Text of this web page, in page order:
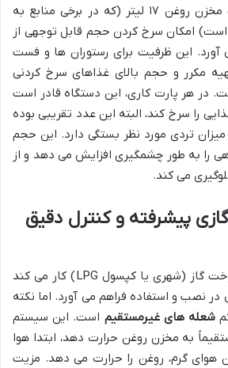
این سرخ کن با ظرفیت مخزن روغن ۱۷ لیتر (که در برخی منابع به
ذکر شده است) امکان سرخ کردن حجم قابل توجهی از
آورد. این ظرفیت برای رستوران ها و فست
مکرر و حجم بالای غذاهای سرخ کردنی
در هر پارت کاری، این دستگاه قادر است
غذایی را سرخ کند، البته این عدد تقریبی بوده
تردی مورد نظر بستگی دارد. این حجم
را به طور چشمگیری افزایش می دهد و از
می کند.
پیشرفته و کنترل دقیق
سرخ کن OT-71A با سوخت گاز (شهری یا کپسول LPG) کار می کند
در نصب و استفاده فراهم می آورد. اما نکته
شعله های غیرمستقیم است. این سیستم
به مخزن روغن حرارت دهد، ابتدا هوا
هوای گرم، روغن را حرارت می دهد. مزیت